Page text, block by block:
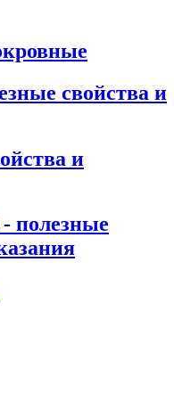
свойства и
и
полезные